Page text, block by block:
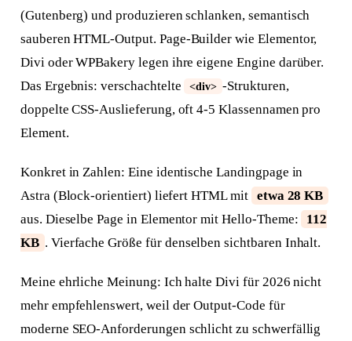
(Gutenberg) und produzieren schlanken, semantisch
sauberen HTML-Output. Page-Builder wie Elementor,
Divi oder WPBakery legen ihre eigene Engine darüber.
Das Ergebnis: verschachtelte
<div> -Strukturen,
doppelte CSS-Auslieferung, oft 4-5 Klassennamen pro
Element.
Konkret in Zahlen: Eine identische Landingpage in
Astra (Block-orientiert) liefert HTML mit etwa 28 KB
aus. Dieselbe Page in Elementor mit Hello-Theme:
112
KB . Vierfache Größe für denselben sichtbaren Inhalt.
Meine ehrliche Meinung: Ich halte Divi für 2026 nicht
mehr empfehlenswert, weil der Output-Code für
moderne SEO-Anforderungen schlicht zu schwerfällig